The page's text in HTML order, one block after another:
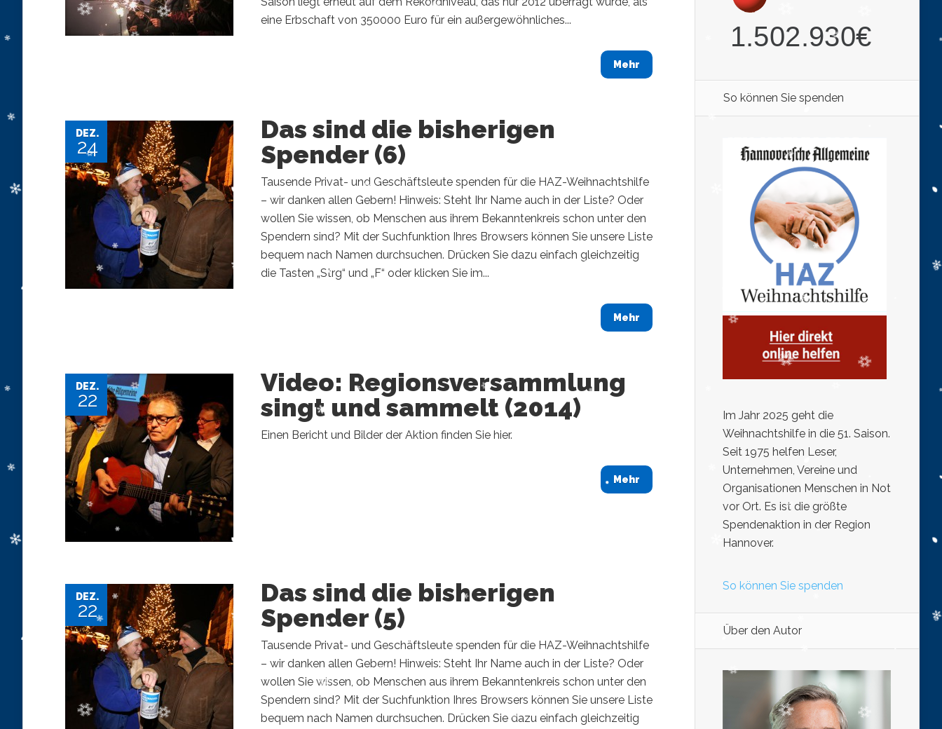
eine Erbschaft von 350000 Euro für ein außergewöhnliches...
Mehr
DEZ.
24
Das sind die bisherigen
Spender (6)
Tausende Privat- und Geschäftsleute spenden für die HAZ-Weihnachtshilfe
– wir danken allen Gebern! Hinweis: Steht Ihr Name auch in der Liste? Oder
wollen Sie wissen, ob Menschen aus ihrem Bekanntenkreis schon unter den
Spendern sind? Mit der Suchfunktion Ihres Browsers können Sie unsere Liste
bequem nach Namen durchsuchen. Drücken Sie dazu einfach gleichzeitig
die Tasten „Strg“ und „F“ oder klicken Sie im...
Mehr
DEZ.
22
Video: Regionsversammlung
singt und sammelt (2014)
Einen Bericht und Bilder der Aktion finden Sie hier.
Mehr
DEZ.
22
Das sind die bisherigen
Spender (5)
Tausende Privat- und Geschäftsleute spenden für die HAZ-Weihnachtshilfe
– wir danken allen Gebern! Hinweis: Steht Ihr Name auch in der Liste? Oder
wollen Sie wissen, ob Menschen aus ihrem Bekanntenkreis schon unter den
Spendern sind? Mit der Suchfunktion Ihres Browsers können Sie unsere Liste
bequem nach Namen durchsuchen. Drücken Sie dazu einfach gleichzeitig
So können Sie spenden
Im Jahr 2025 geht die
Weihnachtshilfe in die 51. Saison.
Seit 1975 helfen Leser,
Unternehmen, Vereine und
Organisationen Menschen in Not
vor Ort. Es ist die größte
Spendenaktion in der Region
Hannover.
So können Sie spenden
Über den Autor